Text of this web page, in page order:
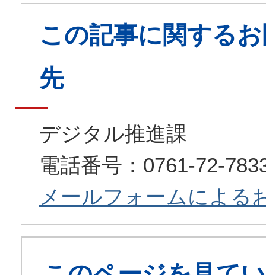
この記事に関する
先
デジタル推進課
電話番号：0761-72-
メールフォームによる